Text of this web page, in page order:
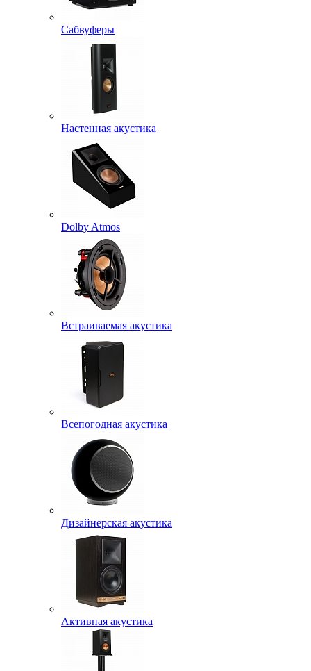
Сабвуферы
Настенная акустика
Dolby Atmos
Встраиваемая акустика
Всепогодная акустика
Дизайнерская акустика
Активная акустика